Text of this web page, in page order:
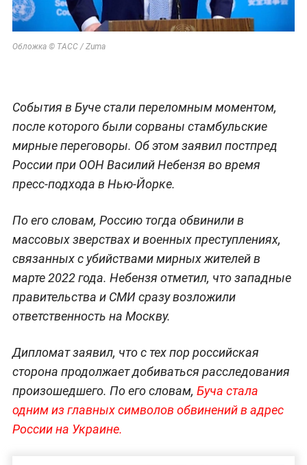
Обложка © ТАСС / Zuma
События в Буче стали переломным моментом,
после которого были сорваны стамбульские
мирные переговоры. Об этом заявил постпред
России при ООН Василий Небензя во время
пресс-подхода в Нью-Йорке.
По его словам, Россию тогда обвинили в
массовых зверствах и военных преступлениях,
связанных с убийствами мирных жителей в
марте 2022 года. Небензя отметил, что западные
правительства и СМИ сразу возложили
ответственность на Москву.
Дипломат заявил, что с тех пор российская
сторона продолжает добиваться расследования
произошедшего. По его словам, Буча стала
одним из главных символов обвинений в адрес
России на Украине.